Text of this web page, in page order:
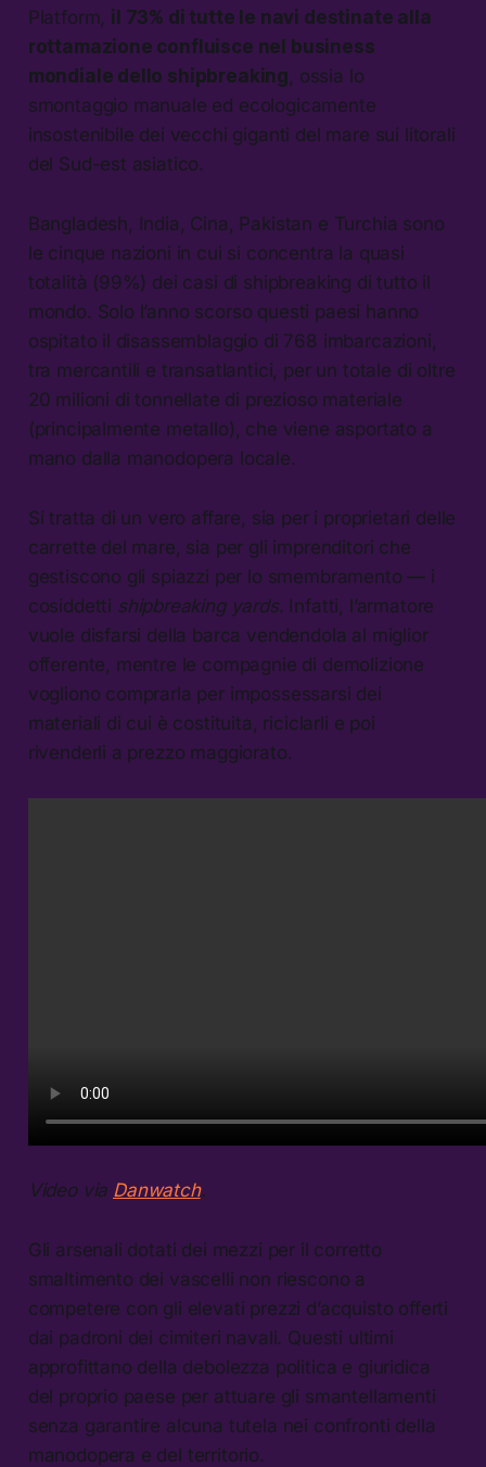
Platform, il 73% di tutte le navi destinate alla
rottamazione confluisce nel business
mondiale dello shipbreaking , ossia lo
smontaggio manuale ed ecologicamente
insostenibile dei vecchi giganti del mare sui litorali
del Sud-est asiatico.
Bangladesh, India, Cina, Pakistan e Turchia sono
le cinque nazioni in cui si concentra la quasi
totalità (99%) dei casi di shipbreaking di tutto il
mondo. Solo l’anno scorso questi paesi hanno
ospitato il disassemblaggio di 768 imbarcazioni,
tra mercantili e transatlantici, per un totale di oltre
20 milioni di tonnellate di prezioso materiale
(principalmente metallo), che viene asportato a
mano dalla manodopera locale.
Si tratta di un vero affare, sia per i proprietari delle
carrette del mare, sia per gli imprenditori che
gestiscono gli spiazzi per lo smembramento — i
cosiddetti shipbreaking yards. Infatti, l’armatore
vuole disfarsi della barca vendendola al miglior
offerente, mentre le compagnie di demolizione
vogliono comprarla per impossessarsi dei
materiali di cui è costituita, riciclarli e poi
rivenderli a prezzo maggiorato.
Video via Danwatch.
Gli arsenali dotati dei mezzi per il corretto
smaltimento dei vascelli non riescono a
competere con gli elevati prezzi d’acquisto offerti
dai padroni dei cimiteri navali. Questi ultimi
approfittano della debolezza politica e giuridica
del proprio paese per attuare gli smantellamenti
senza garantire alcuna tutela nei confronti della
manodopera e del territorio.